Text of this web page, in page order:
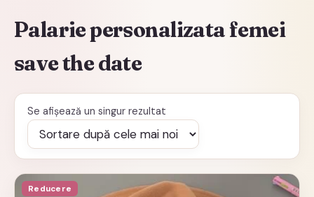
Palarie personalizata femei
save the date
Se afișează un singur rezultat
Reducere
Acest